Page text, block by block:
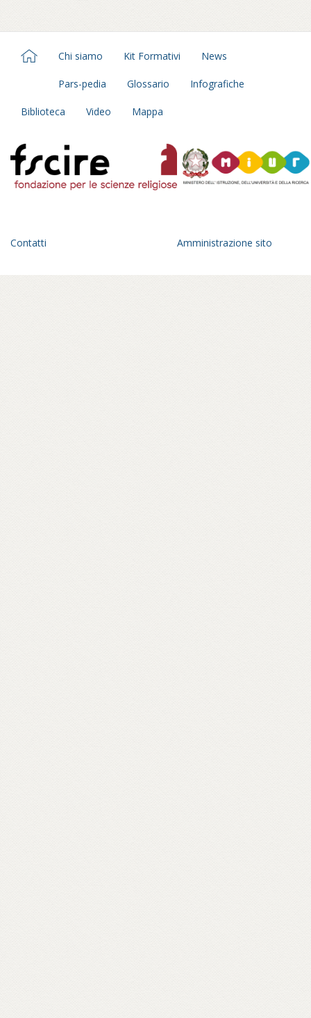
Chi siamo Kit Formativi News
Pars-pedia Glossario Infografiche
Biblioteca Video Mappa
Contatti Amministrazione sito